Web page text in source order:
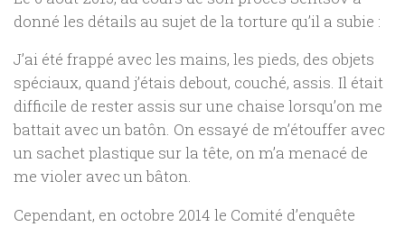
donné les détails au sujet de la torture qu’il a subie :
J’ai été frappé avec les mains, les pieds, des objets
spéciaux, quand j’étais debout, couché, assis. Il était
difficile de rester assis sur une chaise lorsqu’on me
battait avec un batôn. On essayé de m’étouffer avec
un sachet plastique sur la tête, on m’a menacé de
me violer avec un bâton.
Cependant, en octobre 2014 le Comité d’enquête